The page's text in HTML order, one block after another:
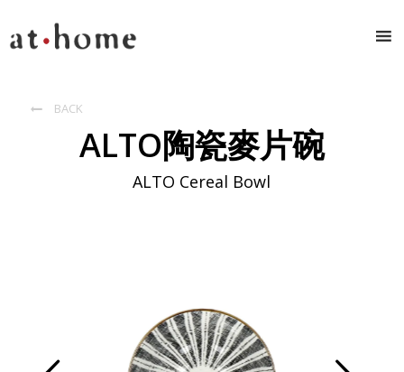
 BACK
ALTO陶瓷麥片碗
ALTO Cereal Bowl